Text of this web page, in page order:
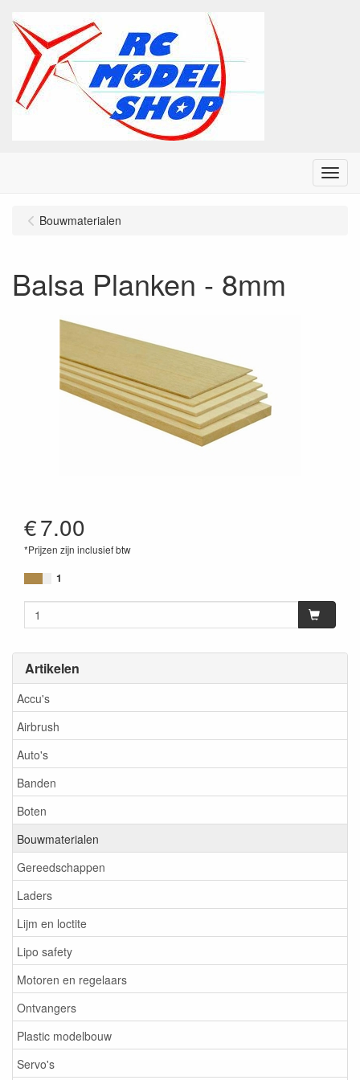
Menu
Artikelen
Accu's
Airbrush
Auto's
Banden
Boten
Bouwmaterialen
Gereedschappen
Laders
Lijm en loctite
Lipo safety
Motoren en regelaars
Ontvangers
Plastic modelbouw
Servo's
Bouwmaterialen
Balsa Planken - 8mm
€7.00
*Prijzen zijn inclusief btw
1